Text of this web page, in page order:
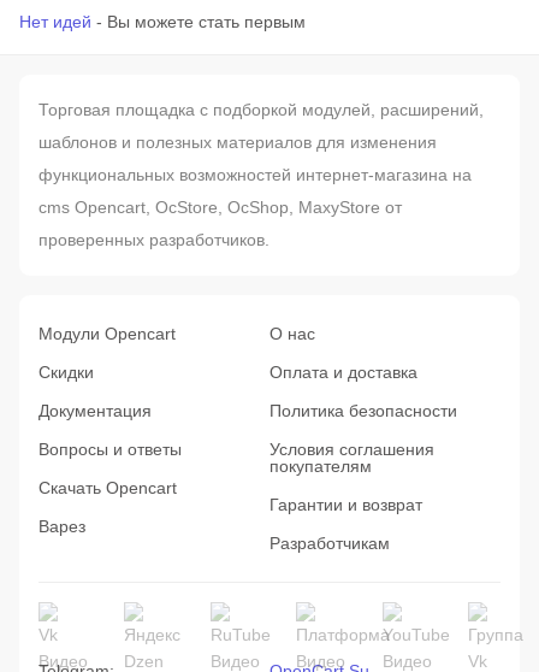
Нет идей - Вы можете стать первым
Торговая площадка с подборкой модулей, расширений,
шаблонов и полезных материалов для изменения
функциональных возможностей интернет-магазина на
cms Opencart, OcStore, OcShop, MaxyStore от
проверенных разработчиков.
Модули Opencart
Скидки
Документация
Вопросы и ответы
Скачать Opencart
Варез
О нас
Оплата и доставка
Политика безопасности
Условия соглашения
покупателям
Гарантии и возврат
Разработчикам